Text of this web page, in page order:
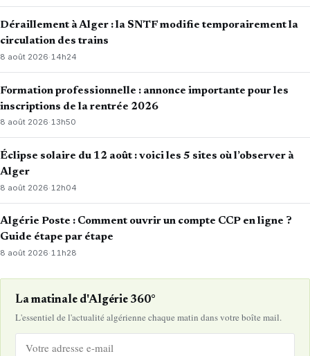
Déraillement à Alger : la SNTF modifie temporairement la
circulation des trains
8 août 2026·14h24
Formation professionnelle : annonce importante pour les
inscriptions de la rentrée 2026
8 août 2026·13h50
Éclipse solaire du 12 août : voici les 5 sites où l’observer à
Alger
8 août 2026· 12h04
Algérie Poste : Comment ouvrir un compte CCP en ligne ?
Guide étape par étape
8 août 2026·11h28
La matinale d'Algérie 360°
L'essentiel de l'actualité algérienne chaque matin dans votre boîte mail.